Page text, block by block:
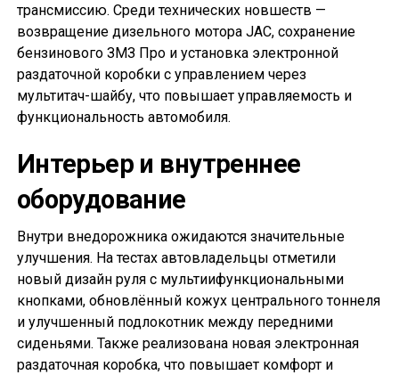
трансмиссию. Среди технических новшеств —
возвращение дизельного мотора JAC, сохранение
бензинового ЗМЗ Про и установка электронной
раздаточной коробки с управлением через
мультитач-шайбу, что повышает управляемость и
функциональность автомобиля.
Интерьер и внутреннее
оборудование
Внутри внедорожника ожидаются значительные
улучшения. На тестах автовладельцы отметили
новый дизайн руля с мультиифункциональными
кнопками, обновлённый кожух центрального тоннеля
и улучшенный подлокотник между передними
сиденьями. Также реализована новая электронная
раздаточная коробка, что повышает комфорт и